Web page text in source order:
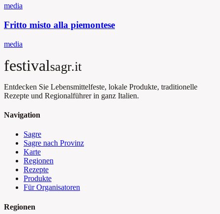
media
Fritto misto alla piemontese
media
festivalsagr.it
Entdecken Sie Lebensmittelfeste, lokale Produkte, traditionelle
Rezepte und Regionalführer in ganz Italien.
Navigation
Sagre
Sagre nach Provinz
Karte
Regionen
Rezepte
Produkte
Für Organisatoren
Regionen